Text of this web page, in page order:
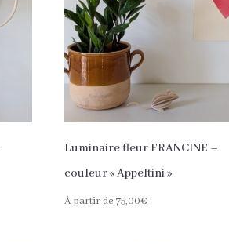
Luminaire fleur FRANCINE –
couleur « Appeltini »
À partir de 75,00€